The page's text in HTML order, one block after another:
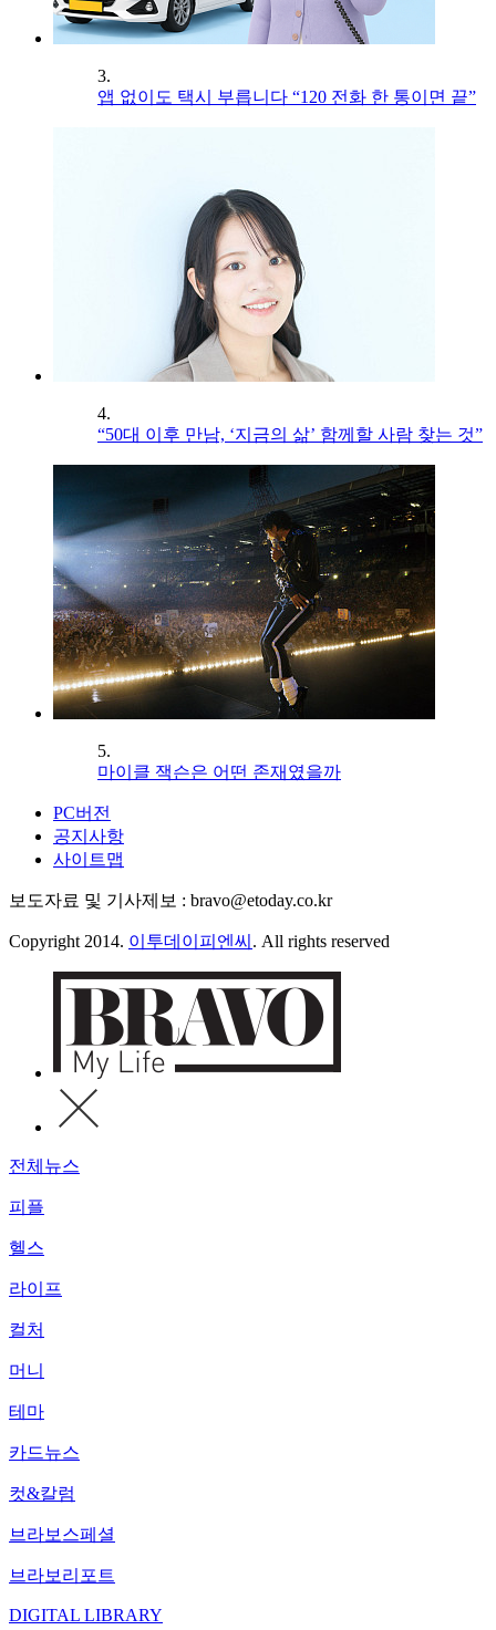
3.
앱 없이도 택시 부릅니다 “120 전화 한 통이면 끝”
4.
“50대 이후 만남, ‘지금의 삶’ 함께할 사람 찾는 것”
5.
마이클 잭슨은 어떤 존재였을까
PC버전
공지사항
사이트맵
보도자료 및 기사제보 : bravo@etoday.co.kr
Copyright 2014. 이투데이피엔씨 . All rights reserved
전체뉴스
피플
헬스
라이프
컬처
머니
테마
카드뉴스
컷&칼럼
브라보스페셜
브라보리포트
DIGITAL LIBRARY